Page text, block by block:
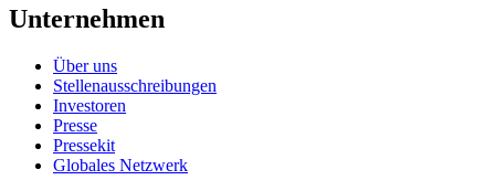
Unternehmen
Über uns
Stellenausschreibungen
Investoren
Presse
Pressekit
Globales Netzwerk